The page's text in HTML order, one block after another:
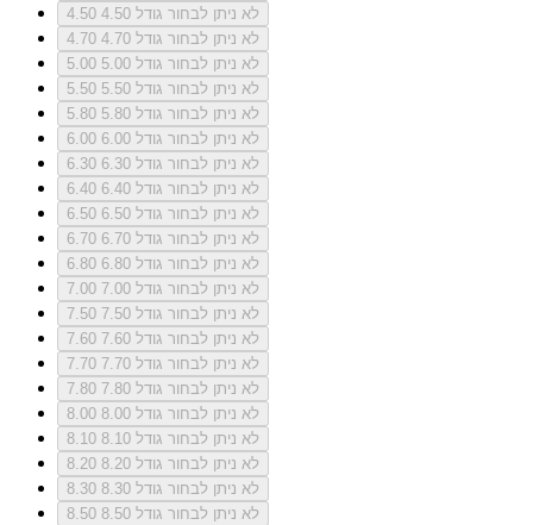
4.50
לא ניתן לבחור גודל 4.50
4.70
לא ניתן לבחור גודל 4.70
5.00
לא ניתן לבחור גודל 5.00
5.50
לא ניתן לבחור גודל 5.50
5.80
לא ניתן לבחור גודל 5.80
6.00
לא ניתן לבחור גודל 6.00
6.30
לא ניתן לבחור גודל 6.30
6.40
לא ניתן לבחור גודל 6.40
6.50
לא ניתן לבחור גודל 6.50
6.70
לא ניתן לבחור גודל 6.70
6.80
לא ניתן לבחור גודל 6.80
7.00
לא ניתן לבחור גודל 7.00
7.50
לא ניתן לבחור גודל 7.50
7.60
לא ניתן לבחור גודל 7.60
7.70
לא ניתן לבחור גודל 7.70
7.80
לא ניתן לבחור גודל 7.80
8.00
לא ניתן לבחור גודל 8.00
8.10
לא ניתן לבחור גודל 8.10
8.20
לא ניתן לבחור גודל 8.20
8.30
לא ניתן לבחור גודל 8.30
8.50
לא ניתן לבחור גודל 8.50